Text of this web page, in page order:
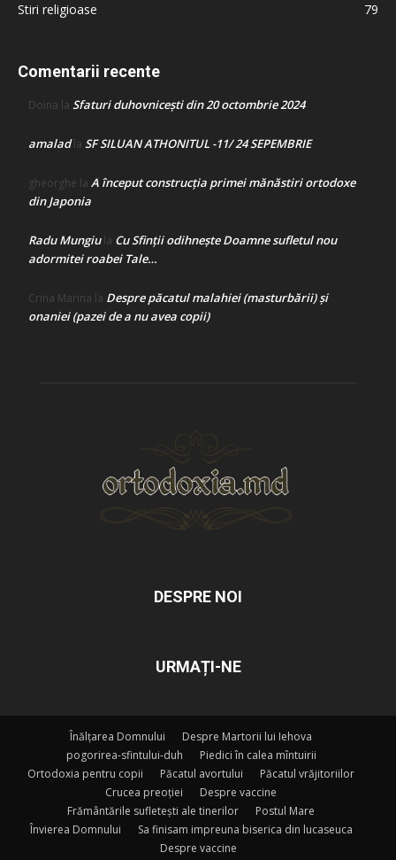
Stiri religioase
79
Comentarii recente
Doina la Sfaturi duhovnicești din 20 octombrie 2024
amaladla SF SILUAN ATHONITUL -11/ 24 SEPEMBRIE
gheorghe la A început construcţia primei mănăstiri ortodoxe
din Japonia
Radu Mungiula Cu Sfinții odihnește Doamne sufletul nou
adormitei roabei Tale…
Crina Marina la Despre păcatul malahiei (masturbării) şi
onaniei (pazei de a nu avea copii)
DESPRE NOI
URMAȚI-NE
Înălțarea Domnului
Despre Martorii lui Iehova
pogorirea-sfintului-duh
Piedici în calea mîntuirii
Ortodoxia pentru copii
Păcatul avortului
Păcatul vrăjitoriilor
Crucea preoției
Despre vaccine
Frământările sufletești ale tinerilor
Postul Mare
Învierea Domnului
Sa finisam impreuna biserica din lucaseuca
Despre vaccine